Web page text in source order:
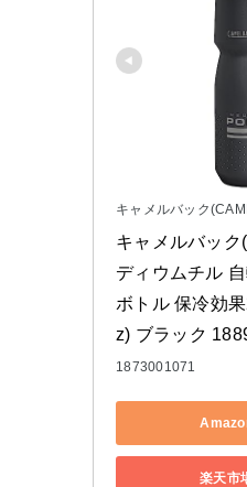
キャメルバック
キャメルバッ
ディウムチル
ボトル 保冷効
z) ブラック
1873001071
楽天市